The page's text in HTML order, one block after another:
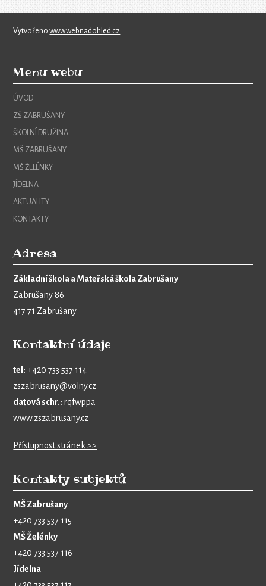
Vytvořenowww.webnadohled.cz
Menu webu
ÚVOD
ZŠ ZABRUŠANY
ŠKOLNÍ DRUŽINA
MŠ ZABRUŠANY
MŠ ŽELÉNKY
JÍDELNA
AKTUALITY
KONTAKTY
Adresa
Základní škola a Mateřská škola Zabrušany
Zabrušany 86
417 71 Zabrušany
Kontaktní údaje
tel: +420 733 537 114
zszabrusany@volny.cz
datová schr.: rqfwppa
www.zszabrusany.cz
Přístupnost stránek >>
Kontakty subjektů
MŠ Zabrušany
+420 733 537 115
MŠ Želénky
+420 733 537 116
Jídelna